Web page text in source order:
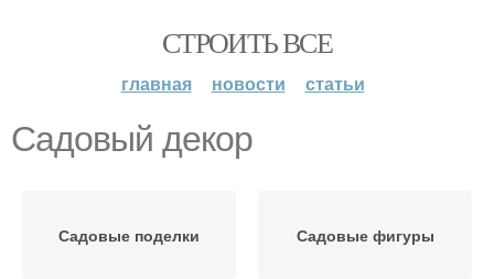
СТРОИТЬ ВСЕ
главная новости статьи
Садовый декор
Садовые поделки Садовые фигуры